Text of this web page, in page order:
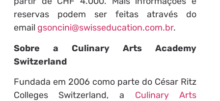
reservas podem ser feitas através do
email gsoncini@swisseducation.com.br.
Sobre a Culinary Arts Academy
Switzerland
Fundada em 2006 como parte do César Ritz
Colleges Switzerland, a Culinary Arts